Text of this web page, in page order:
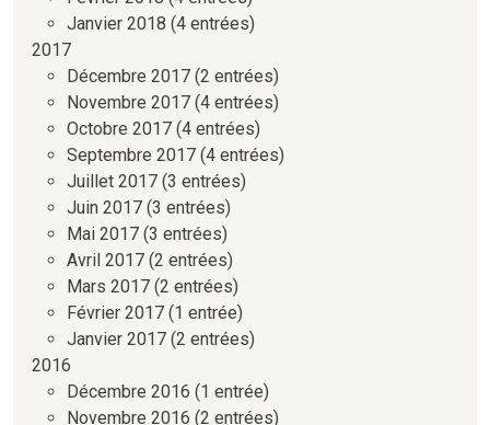
Janvier 2018 (4 entrées)
2017
Décembre 2017 (2 entrées)
Novembre 2017 (4 entrées)
Octobre 2017 (4 entrées)
Septembre 2017 (4 entrées)
Juillet 2017 (3 entrées)
Juin 2017 (3 entrées)
Mai 2017 (3 entrées)
Avril 2017 (2 entrées)
Mars 2017 (2 entrées)
Février 2017 (1 entrée)
Janvier 2017 (2 entrées)
2016
Décembre 2016 (1 entrée)
Novembre 2016 (2 entrées)